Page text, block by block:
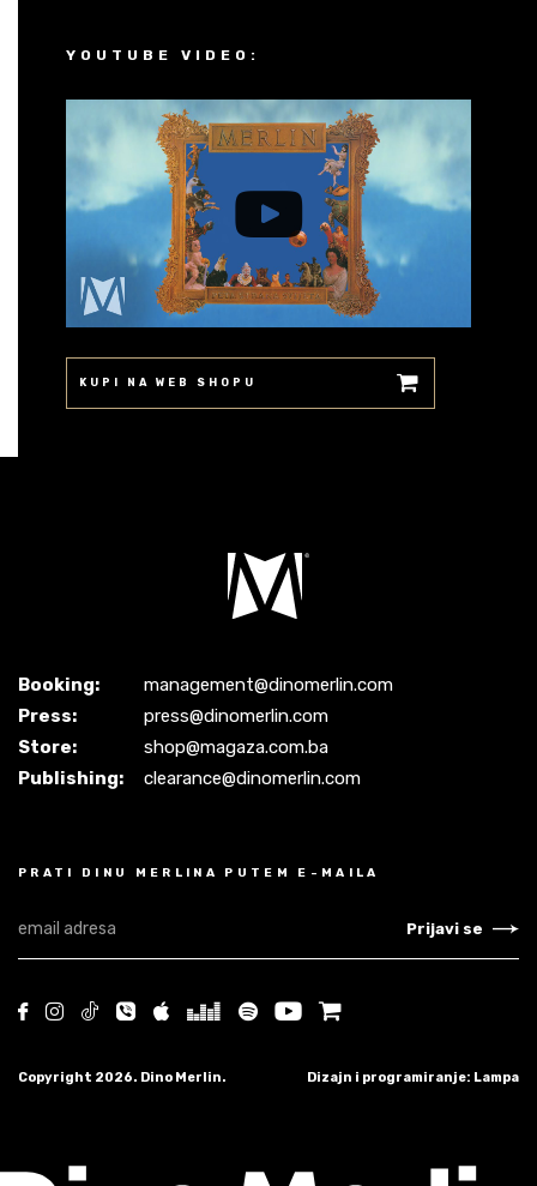
YOUTUBE VIDEO:
KUPI NA WEB SHOPU
Booking:
management@dinomerlin.com
Press:
press@dinomerlin.com
Store:
shop@magaza.com.ba
Publishing:
clearance@dinomerlin.com
PRATI DINU MERLINA PUTEM E-MAILA
Prijavi se
Copyright 2026. Dino Merlin. Dizajn i programiranje: Lampa